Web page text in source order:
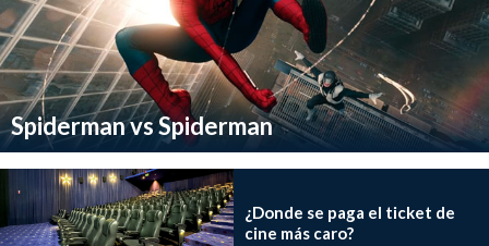
Spiderman vs Spiderman
¿Donde se paga el ticket de
cine más caro?